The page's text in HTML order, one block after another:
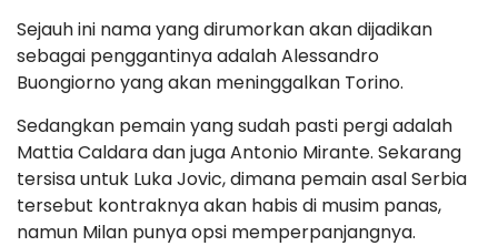
Sejauh ini nama yang dirumorkan akan dijadikan
sebagai penggantinya adalah Alessandro
Buongiorno yang akan meninggalkan Torino.
Sedangkan pemain yang sudah pasti pergi adalah
Mattia Caldara dan juga Antonio Mirante. Sekarang
tersisa untuk Luka Jovic, dimana pemain asal Serbia
tersebut kontraknya akan habis di musim panas,
namun Milan punya opsi memperpanjangnya.